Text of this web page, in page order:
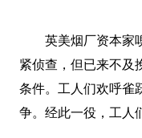
英美烟厂资本家嗅
紧侦查，但已来不及
条件。工人们欢呼雀
争。经此一役，工人